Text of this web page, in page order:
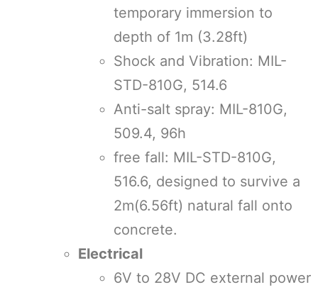
temporary immersion to
depth of 1m (3.28ft)
Shock and Vibration: MIL-
STD-810G, 514.6
Anti-salt spray: MIL-810G,
509.4, 96h
free fall: MIL-STD-810G,
516.6, designed to survive a
2m(6.56ft) natural fall onto
concrete.
Electrical
6V to 28V DC external power